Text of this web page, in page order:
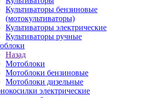
Культиваторы бензиновые
(мотокультиваторы)
Культиваторы электрические
Культиваторы ручные
Назад
Мотоблоки
Мотоблоки бензиновые
Мотоблоки дизельные
электрические